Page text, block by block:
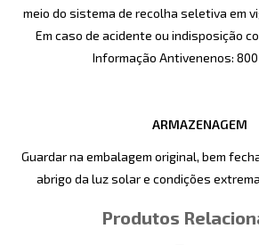
meio do sistema de recolha seletiva em
Em caso de acidente ou indisposição
Informação Antivenenos: 800
ARMAZENAGEM
Guardar na embalagem original, bem
abrigo da luz solar e condições
Produtos